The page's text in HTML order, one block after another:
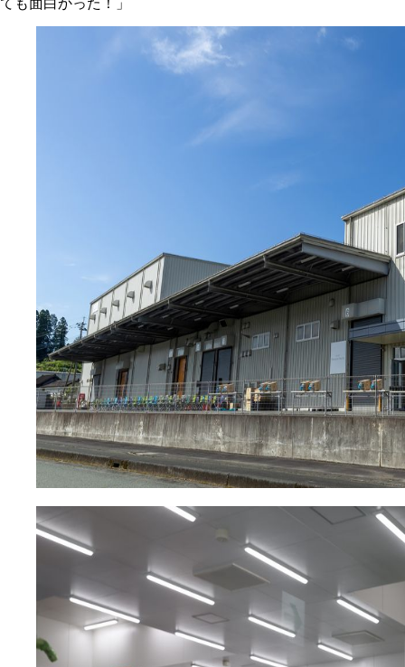
ても面白かった！」